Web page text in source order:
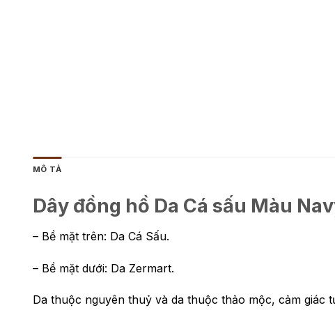
MÔ TẢ
Dây đồng hồ Da Cá sấu Màu
– Bề mặt trên: Da Cá Sấu.
– Bề mặt dưới: Da Zermart.
Da thuộc nguyên thuỷ và da thuộc thảo mộc, cảm giác